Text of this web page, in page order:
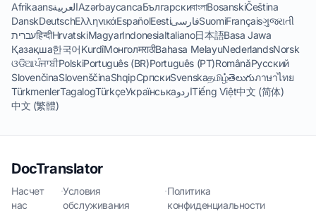
AfrikaansالعربيةAzərbaycancaБългарскиবাংলাBosanskiČeština
DanskDeutschΕλληνικάEspañolEestiفارسیSuomiFrançaisગુજરાતી
עבריתहिन्दीHrvatskiMagyarIndonesiaItaliano日本語Basa Jawa
Қазақша한국어KurdîМонголमराठीBahasa MelayuNederlandsNorsk
ଓଡିଆਪੰਜਾਬੀPolskiPortuguês (BR)Português (PT)RomânăРусский
SlovenčinaSlovenščinaShqipСрпскиSvenskaதமிழ்తెలుగుภาษาไทย
TürkmenlerTagalogTürkçeУкраїнськаاردوTiếng Việt中文 (简体)
中文 (繁體)
DocTranslator
Насчет
нас
·Условия
обслуживания
·Политика
конфиденциальности